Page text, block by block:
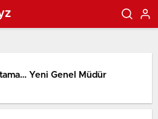
Yeni Genel Müdür